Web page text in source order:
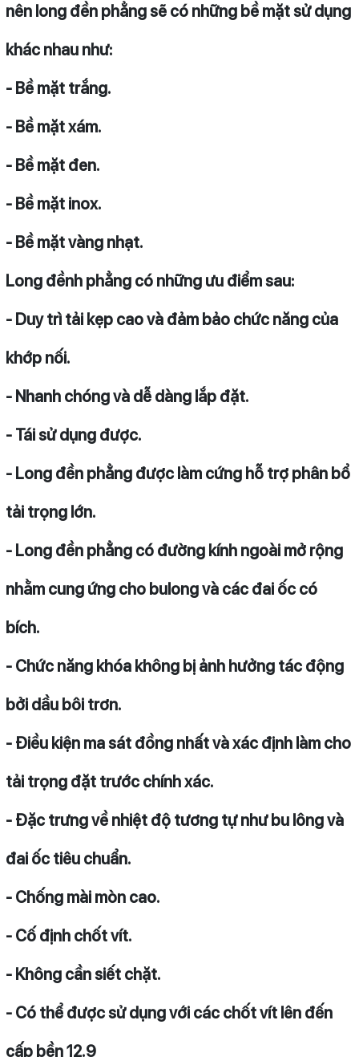
nên long đền phẳng sẽ có những bề mặt sử dụng
khác nhau như:
- Bề mặt trắng.
- Bề mặt xám.
- Bề mặt đen.
- Bề mặt inox.
- Bề mặt vàng nhạt.
Long đềnh phẳng có những ưu điểm sau:
- Duy trì tải kẹp cao và đảm bảo chức năng của
khớp nối.
- Nhanh chóng và dễ dàng lắp đặt.
- Tái sử dụng được.
- Long đền phẳng được làm cứng hỗ trợ phân bổ
tải trọng lớn.
- Long đền phẳng có đường kính ngoài mở rộng
nhằm cung ứng cho bulong và các đai ốc có
bích.
- Chức năng khóa không bị ảnh hưởng tác động
bởi dầu bôi trơn.
- Điều kiện ma sát đồng nhất và xác định làm cho
tải trọng đặt trước chính xác.
- Đặc trưng về nhiệt độ tương tự như bu lông và
đai ốc tiêu chuẩn.
- Chống mài mòn cao.
- Cố định chốt vít.
- Không cần siết chặt.
- Có thể được sử dụng với các chốt vít lên đến
cấp bền 12.9